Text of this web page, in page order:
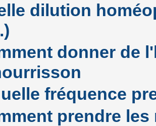
dilution
donner de
fréquence
prendre les